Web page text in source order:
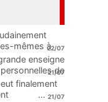
mêmes à
...
22/07
enseigne
de
...
21/07
finalement
... 21/07